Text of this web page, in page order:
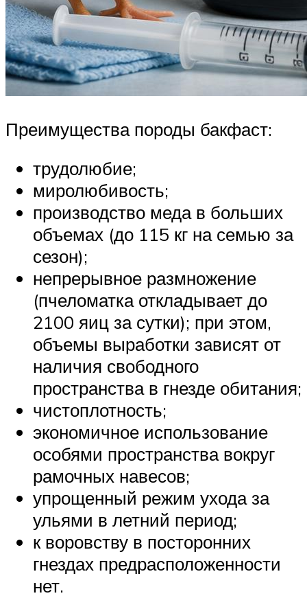
Преимущества породы бакфаст:
трудолюбие;
миролюбивость;
производство меда в больших
объемах (до 115 кг на семью за
сезон);
непрерывное размножение
(пчеломатка откладывает до
2100 яиц за сутки); при этом,
объемы выработки зависят от
наличия свободного
пространства в гнезде обитания;
чистоплотность;
экономичное использование
особями пространства вокруг
рамочных навесов;
упрощенный режим ухода за
ульями в летний период;
к воровству в посторонних
гнездах предрасположенности
нет.